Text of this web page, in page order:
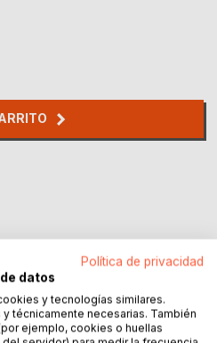
Política de privacidad
datos
y tecnologías similares.
técnicamente necesarias. También
ejemplo, cookies o huellas